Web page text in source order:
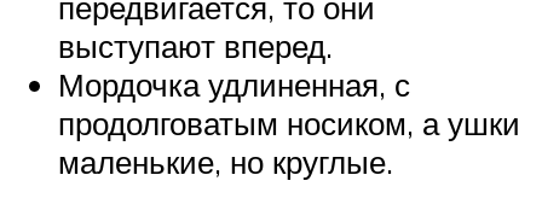
выступают вперед.
Мордочка удлиненная, с
продолговатым носиком, а ушки
маленькие, но круглые.